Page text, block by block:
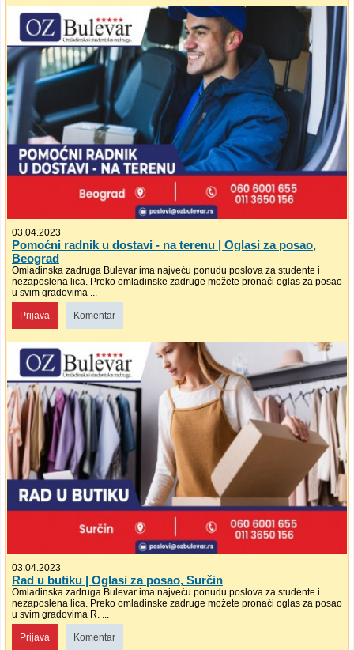
03.04.2023
Pomoćni radnik u dostavi - na terenu | Oglasi za posao,
Beograd
Omladinska zadruga Bulevar ima najveću ponudu poslova za studente i
nezaposlena lica. Preko omladinske zadruge možete pronaći oglas za posao
u svim gradovima ...
Prijava Komentar
03.04.2023
Rad u butiku | Oglasi za posao, Surčin
Omladinska zadruga Bulevar ima najveću ponudu poslova za studente i
nezaposlena lica. Preko omladinske zadruge možete pronaći oglas za posao
u svim gradovima R. ...
Prijava Komentar